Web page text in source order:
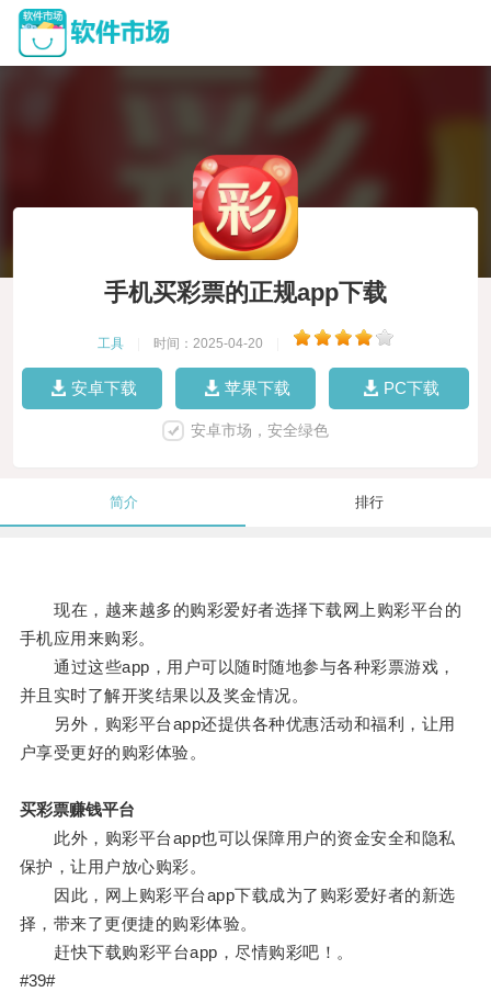
手机买彩票的正规app下载
工具 时间：2025-04-20
安卓下载 苹果下载 PC下载
安卓市场，安全绿色
简介 排行
现在，越来越多的购彩爱好者选择下载网上购彩平台的
手机应用来购彩。
通过这些app，用户可以随时随地参与各种彩票游戏，
并且实时了解开奖结果以及奖金情况。
另外，购彩平台app还提供各种优惠活动和福利，让用
户享受更好的购彩体验。
买彩票赚钱平台
此外，购彩平台app也可以保障用户的资金安全和隐私
保护，让用户放心购彩。
因此，网上购彩平台app下载成为了购彩爱好者的新选
择，带来了更便捷的购彩体验。
赶快下载购彩平台app，尽情购彩吧！。
#39#